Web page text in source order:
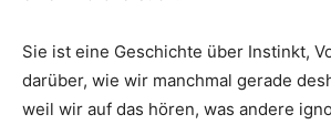
Sie ist eine Geschichte über Instinkt,
darüber, wie wir manchmal gerade
weil wir auf das hören, was andere